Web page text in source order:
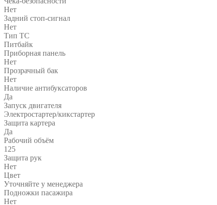
Нет
Задний стоп-сигнал
Нет
Тип ТС
Питбайк
Приборная панель
Нет
Прозрачный бак
Нет
Наличие антибуксаторов
Да
Запуск двигателя
Электростартер/кикстартер
Защита картера
Да
Рабочий объём
125
Защита рук
Нет
Цвет
Уточняйте у менеджера
Подножки пасажира
Нет